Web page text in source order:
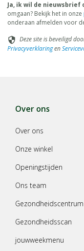
Ja, ik wil de nieuwsbrief
omgaan? Bekijk het in onze
onderaan afmelden voor
security Deze site is beveiligd
Privacyverklaringen
Over ons
Over ons
Onze winkel
Openingstijden
Ons team
Gezondheidscentrum
Gezondheidsscan
jouwweekmenu